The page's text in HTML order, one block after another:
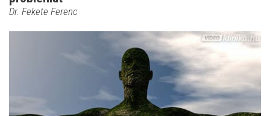
Dr. Fekete Ferenc